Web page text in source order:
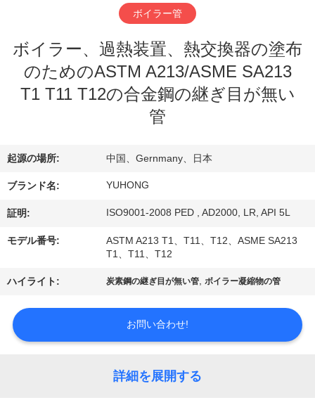
つ
工
場
旅
行
品
質
管
ボイラー管
ボイラー、過熱装置、熱交換器の塗布
のためのASTM A213/ASME SA213
T1 T11 T12の合金鋼の継ぎ目が無い
管
起源の場所: 中国、Gernmany、日本
ブランド名: YUHONG
証明: ISO9001-2008 PED , AD2000, LR, API 5L
モデル番号:
ASTM A213 T1、T11、T12、ASME SA213
T1、T11、T12
ハイライト: 炭素鋼の継ぎ目が無い管,ボイラー凝縮物の管
お問い合わせ!
詳細を展開する